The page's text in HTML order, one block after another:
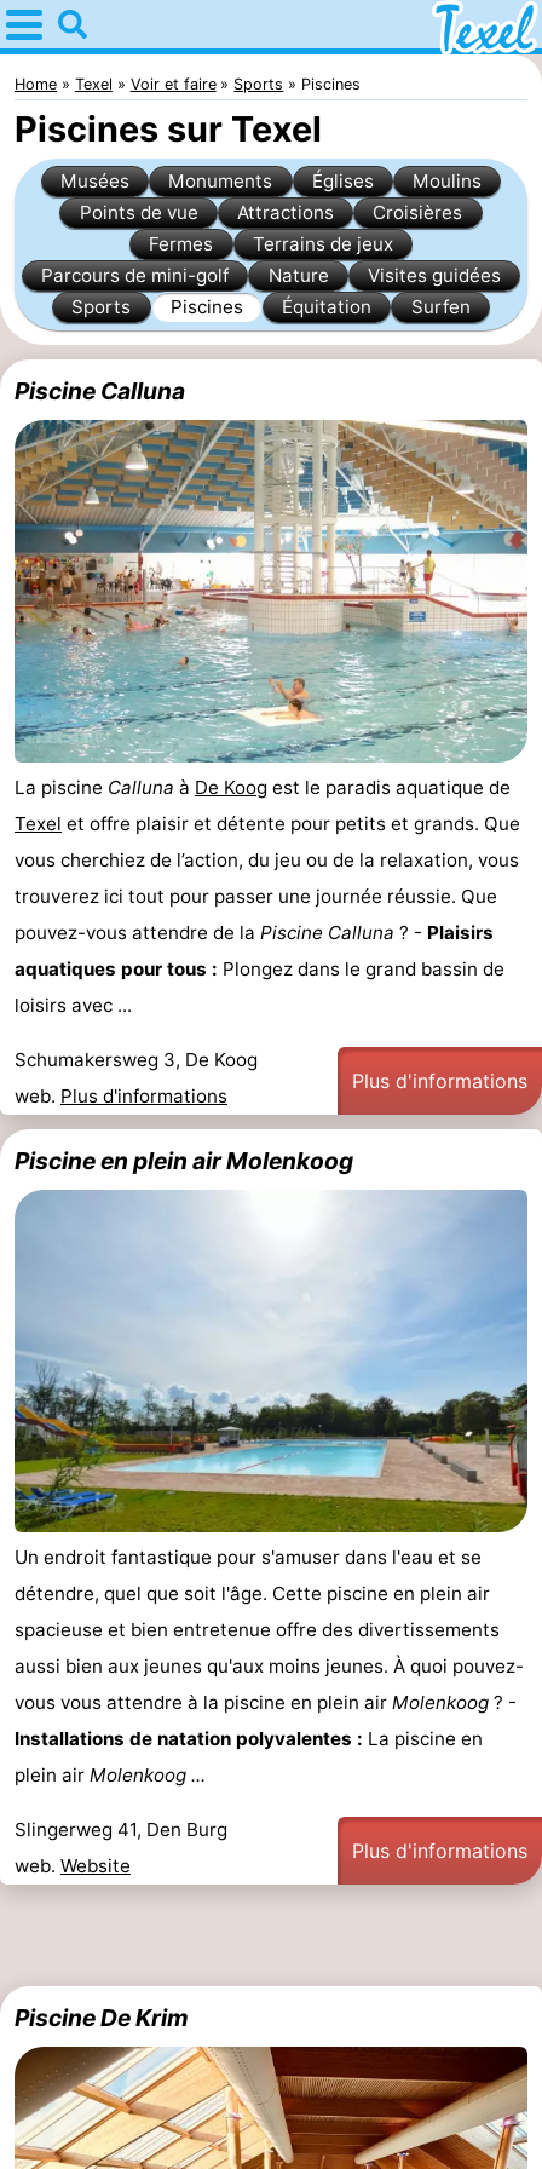
Home
Texel
Astuces
Avec
enfants
-
Den
Burg
-
Den
Hoorn
De
Cocksdorp
-
De
Koog
-
Oudeschild
-
De
Waal
-
Oosterend
Nature
Plus
beaux
de
Passer
nuit
-
en
Zee
De
Vlijt
-
Hoeve
Holland
-
Land
en
-
Strandhuys
-
-
't
Eibernest
-
't
Hoogelandt
-
Beach
Park
Texel
-
Buytenveldt
-
De
Krim
-
EuroParcs
Texel
-
Kustpark
Texel
-
Sluftervallei
-
Strandhuys
-
Residentie
Texel
Villapark
Vogelmient
Hôtels
Last
minutes
Plages
Voir
Home Texel Voir et faire Sports Piscines
Piscines sur Texel
Musées Monuments Églises
Moulins
Points de vue
Attractions
Croisières
Fermes
Terrains de jeux
Parcours de mini-golf
Nature
Visites guidées
Sports
Piscines Équitation Surfen
Piscine Calluna
La piscine Calluna à De Koog est le paradis aquatique de
Texel et offre plaisir et détente pour petits et grands. Que
vous cherchiez de l’action, du jeu ou de la relaxation, vous
trouverez ici tout pour passer une journée réussie. Que
pouvez-vous attendre de la Piscine Calluna ? - Plaisirs
aquatiques pour tous : Plongez dans le grand bassin de
loisirs avec ...
Schumakersweg 3, De Koog
web. Plus d'informations
Plus d'informations
Piscine en plein air Molenkoog
Un endroit fantastique pour s'amuser dans l'eau et se
détendre, quel que soit l'âge. Cette piscine en plein air
spacieuse et bien entretenue offre des divertissements
aussi bien aux jeunes qu'aux moins jeunes. À quoi pouvez-
vous vous attendre à la piscine en plein air Molenkoog ? -
Installations de natation polyvalentes : La piscine en
plein air Molenkoog ...
Slingerweg 41, Den Burg
web. Website
Plus d'informations
Piscine De Krim